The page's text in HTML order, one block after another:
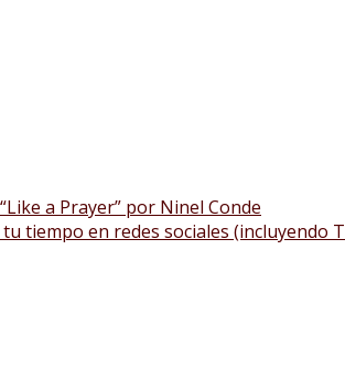
a Prayer” por Ninel Conde
tiempo en redes sociales (incluyendo